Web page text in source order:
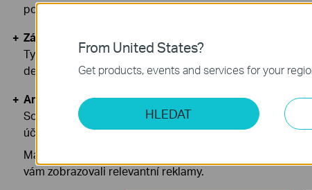
EasySetupAssistant
Operační systém: Windows 2000/XP/
From United States?
Get products, events and services for your
HLEDAT
používáním našich cookies.Již nezobrazovatZjistit více.
Základní cookies
Tyto cookies jsou nezbytné pro fungování webových
deaktivovat.
Analytické a marketingové cookies
Soubory cookie pro nám umožňují analyzovat vaše
účelem zlepšení a přizpůsobení jejich funkčnosti.
Marketingové soubory cookie mohou prostřednictvím
vám zobrazovali relevantní reklamy.